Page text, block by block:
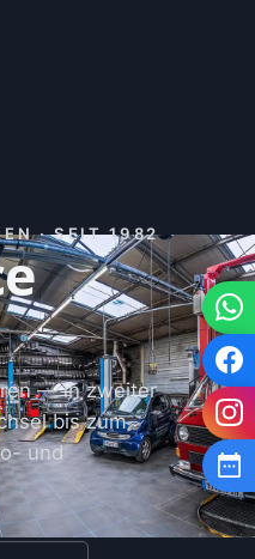
· SEIT 1982
— in zweiter
bis zum
und